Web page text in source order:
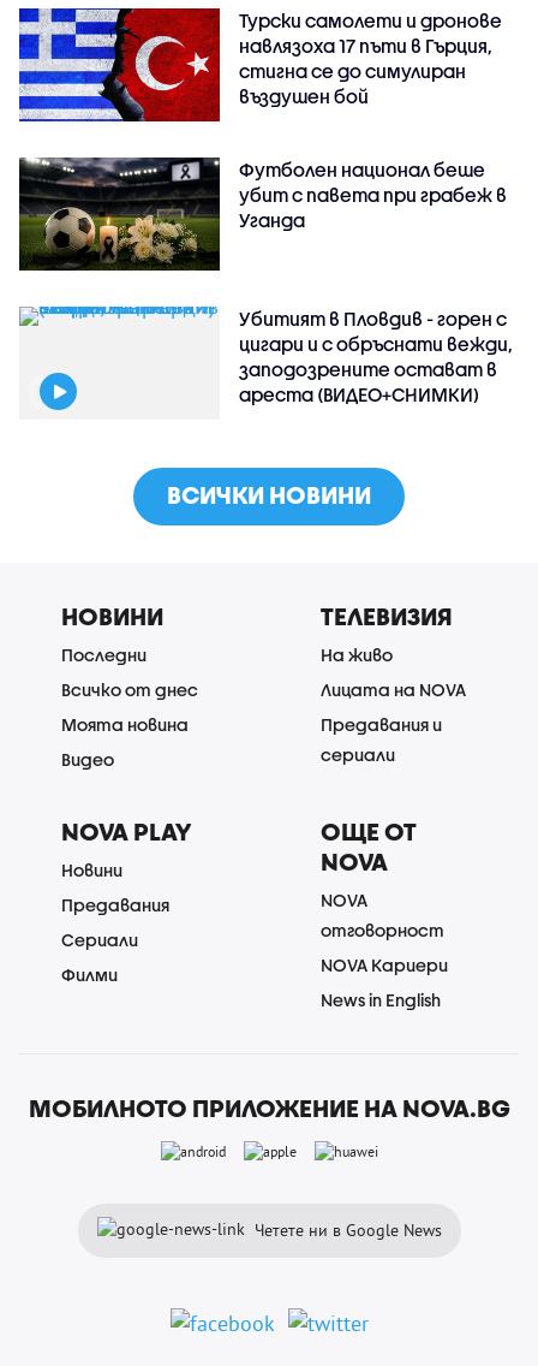
Турски самолети и дронове
навлязоха 17 пъти в Гърция,
стигна се до симулиран
въздушен бой
Футболен национал беше
убит с павета при грабеж в
Уганда
Убитият в Пловдив - горен с
цигари и с обръснати вежди,
заподозрените остават в
ареста (ВИДЕО+СНИМКИ)
ВСИЧКИ НОВИНИ
НОВИНИ
Последни
Всичко от днес
Моята новина
Видео
ТЕЛЕВИЗИЯ
На живо
Лицата на NOVA
Предавания и
сериали
NOVA PLAY
Новини
Предавания
Сериали
Филми
ОЩЕ ОТ
NOVA
NOVA
отговорност
NOVA Кариери
News in English
МОБИЛНОТО ПРИЛОЖЕНИЕ НА NOVA.BG
Четете ни в Google News